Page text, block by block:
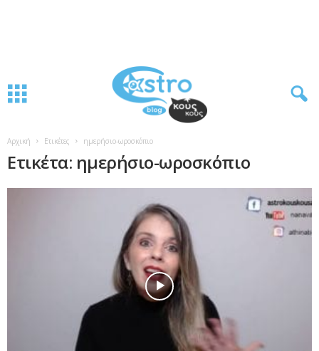
Αρχική Ετικέτες ημερήσιο-ωροσκόπιο
Ετικέτα: ημερήσιο-ωροσκόπιο